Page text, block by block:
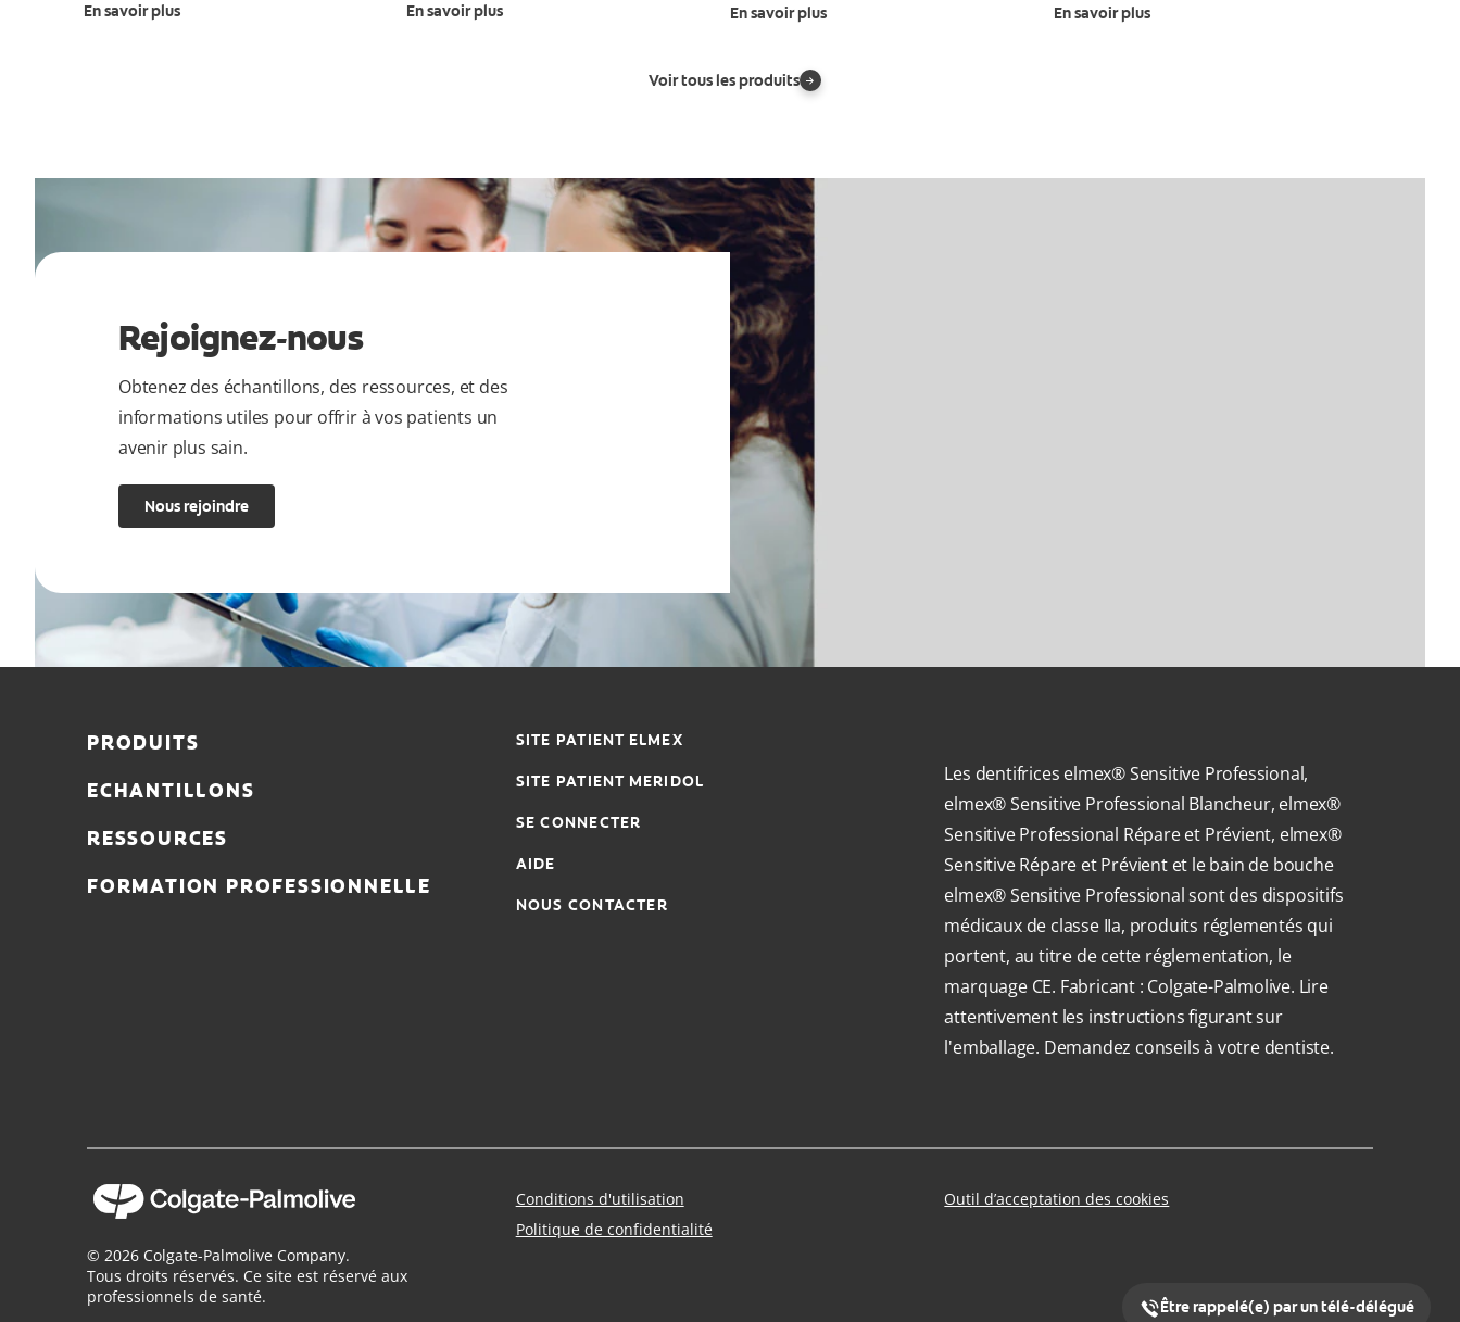
des caries.
En savoir plus
la parodontite et la récession.
dentaire avant que l’irritation des gencives
En savoir plus En savoir plus
contre la plaque bactérienne et renforce la
En savoir plus
Voir tous les produits
Rejoignez-nous
Obtenez des échantillons, des ressources, et des
informations utiles pour offrir à vos patients un
avenir plus sain.
Nous rejoindre
PRODUITS
ECHANTILLONS
RESSOURCES
FORMATION PROFESSIONNELLE
SITE PATIENT ELMEX
SITE PATIENT MERIDOL
SE CONNECTER
AIDE
NOUS CONTACTER
Les dentifrices elmex® Sensitive Professional,
elmex® Sensitive Professional Blancheur, elmex®
Sensitive Professional Répare et Prévient, elmex®
Sensitive Répare et Prévient et le bain de bouche
elmex® Sensitive Professional sont des dispositifs
médicaux de classe IIa, produits réglementés qui
portent, au titre de cette réglementation, le
marquage CE. Fabricant : Colgate-Palmolive. Lire
attentivement les instructions figurant sur
l'emballage. Demandez conseils à votre dentiste.
© 2026 Colgate-Palmolive Company.
Tous droits réservés. Ce site est réservé aux
professionnels de santé.
Conditions d'utilisation
Politique de confidentialité
Outil d’acceptation des cookies
Être rappelé(e) par un télé-délégué